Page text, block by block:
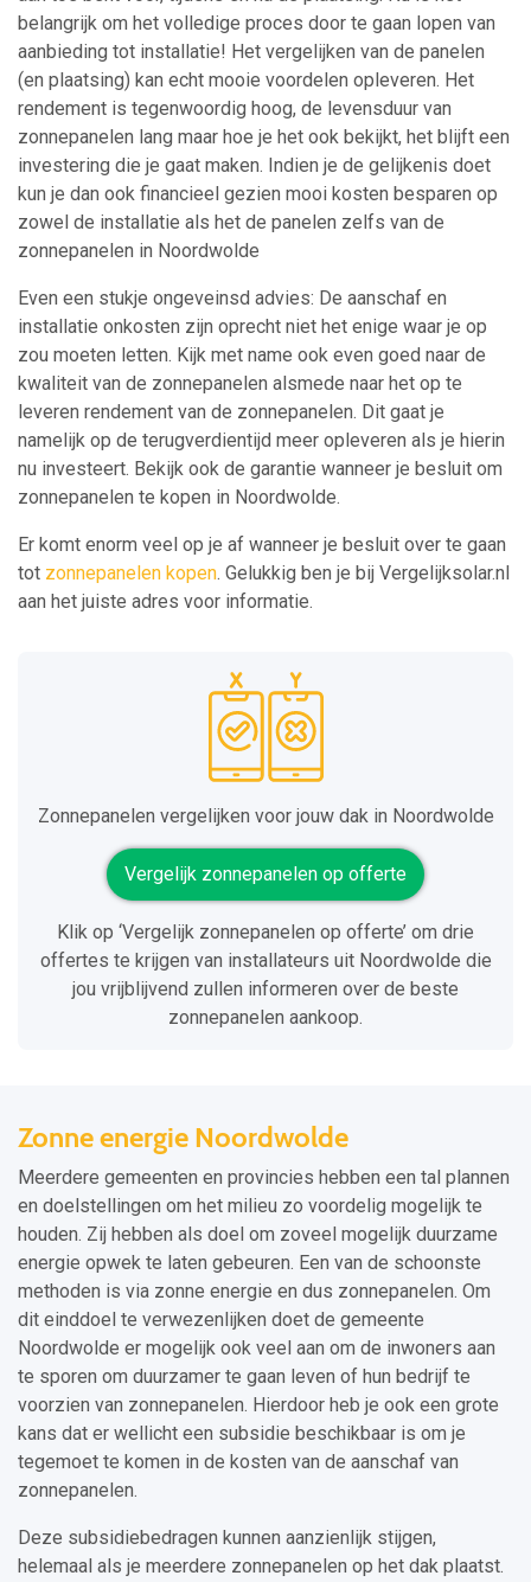
belangrijk om het volledige proces door te gaan lopen van
aanbieding tot installatie! Het vergelijken van de panelen
(en plaatsing) kan echt mooie voordelen opleveren. Het
rendement is tegenwoordig hoog, de levensduur van
zonnepanelen lang maar hoe je het ook bekijkt, het blijft een
investering die je gaat maken. Indien je de gelijkenis doet
kun je dan ook financieel gezien mooi kosten besparen op
zowel de installatie als het de panelen zelfs van de
zonnepanelen in Noordwolde
Even een stukje ongeveinsd advies: De aanschaf en
installatie onkosten zijn oprecht niet het enige waar je op
zou moeten letten. Kijk met name ook even goed naar de
kwaliteit van de zonnepanelen alsmede naar het op te
leveren rendement van de zonnepanelen. Dit gaat je
namelijk op de terugverdientijd meer opleveren als je hierin
nu investeert. Bekijk ook de garantie wanneer je besluit om
zonnepanelen te kopen in Noordwolde.
Er komt enorm veel op je af wanneer je besluit over te gaan
tot zonnepanelen kopen. Gelukkig ben je bij Vergelijksolar.nl
aan het juiste adres voor informatie.
Zonnepanelen vergelijken voor jouw dak in Noordwolde
Vergelijk zonnepanelen op offerte
Klik op ‘Vergelijk zonnepanelen op offerte’ om drie
offertes te krijgen van installateurs uit Noordwolde die
jou vrijblijvend zullen informeren over de beste
zonnepanelen aankoop.
Zonne energie Noordwolde
Meerdere gemeenten en provincies hebben een tal plannen
en doelstellingen om het milieu zo voordelig mogelijk te
houden. Zij hebben als doel om zoveel mogelijk duurzame
energie opwek te laten gebeuren. Een van de schoonste
methoden is via zonne energie en dus zonnepanelen. Om
dit einddoel te verwezenlijken doet de gemeente
Noordwolde er mogelijk ook veel aan om de inwoners aan
te sporen om duurzamer te gaan leven of hun bedrijf te
voorzien van zonnepanelen. Hierdoor heb je ook een grote
kans dat er wellicht een subsidie beschikbaar is om je
tegemoet te komen in de kosten van de aanschaf van
zonnepanelen.
Deze subsidiebedragen kunnen aanzienlijk stijgen,
helemaal als je meerdere zonnepanelen op het dak plaatst.